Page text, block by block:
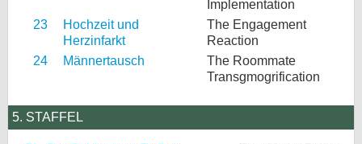
Implementation
23
Hochzeit und
Herzinfarkt
The Engagement
Reaction
24
Männertausch
The Roommate
Transgmogrification
5. STAFFEL